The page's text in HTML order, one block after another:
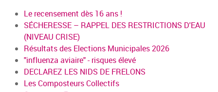
Le recensement dès 16 ans !
SÉCHERESSE – RAPPEL DES RESTRICTIONS D'EAU
(NIVEAU CRISE)
Résultats des Elections Municipales 2026
"influenza aviaire" - risques élevé
DECLAREZ LES NIDS DE FRELONS
Les Composteurs Collectifs